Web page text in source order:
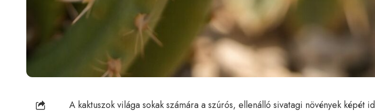
A kaktuszok világa sokak számára a szúrós, ellenálló sivatagi növények képét